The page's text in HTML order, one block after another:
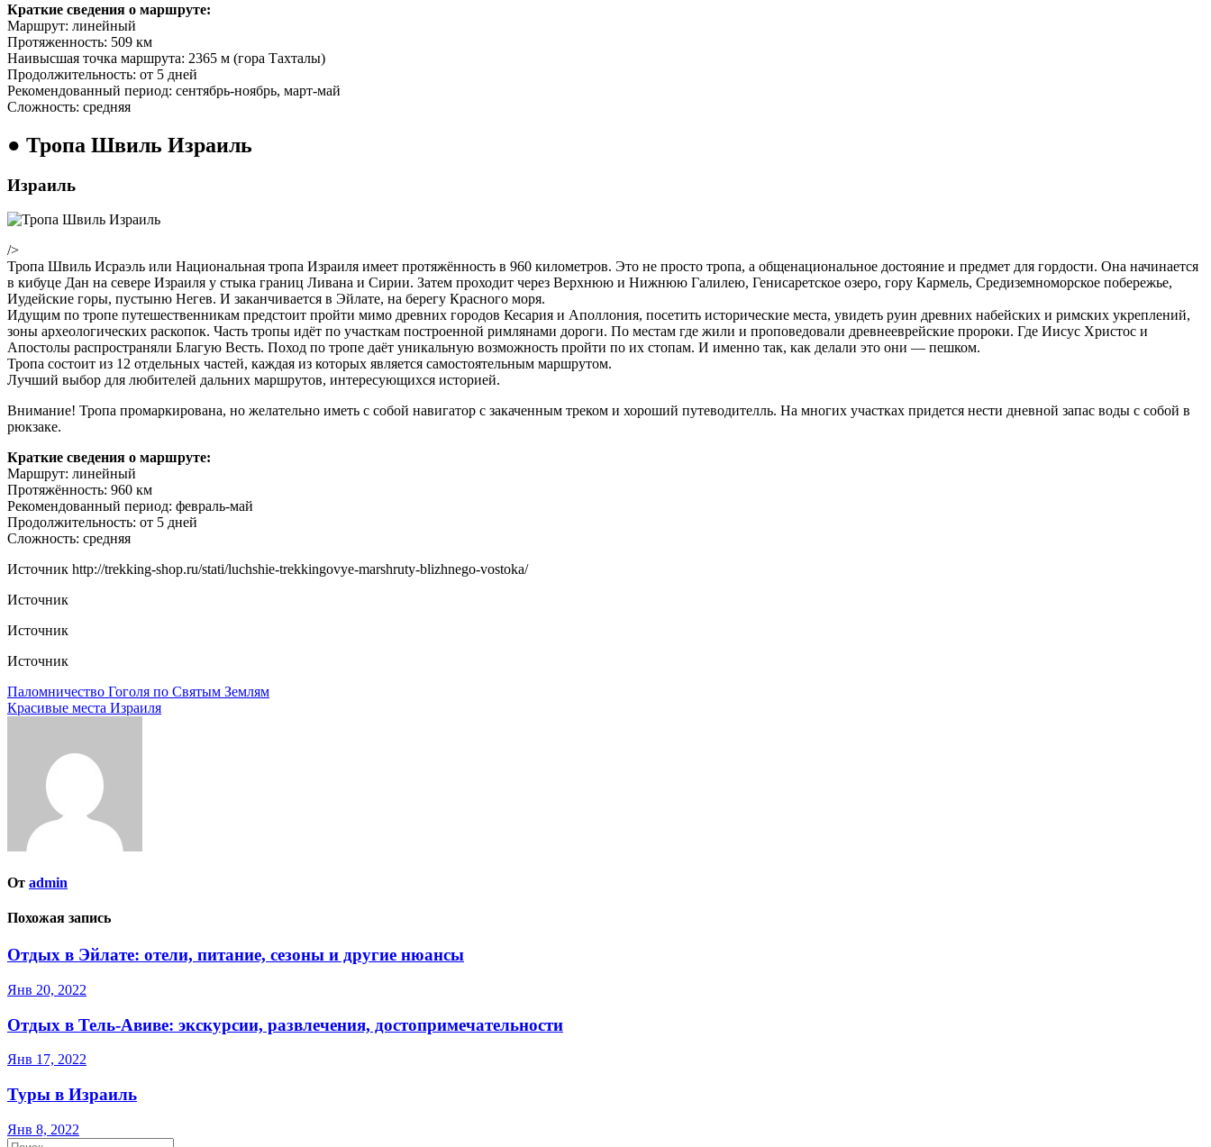
Краткие сведения о маршруте:
Маршрут: линейный
Протяженность: 509 км
Наивысшая точка маршрута: 2365 м (гора Тахталы)
Продолжительность: от 5 дней
Рекомендованный период: сентябрь-ноябрь, март-май
Сложность: средняя
● Тропа Швиль Израиль
Израиль
/>
Тропа Швиль Исраэль или Национальная тропа Израиля имеет протяжённость в 960 километров. Это не просто тропа, а общенациональное достояние и предмет для гордости. Она начинается
в кибуце Дан на севере Израиля у стыка границ Ливана и Сирии. Затем проходит через Верхнюю и Нижнюю Галилею, Генисаретское озеро, гору Кармель, Средиземноморское побережье,
Иудейские горы, пустыню Негев. И заканчивается в Эйлате, на берегу Красного моря.
Идущим по тропе путешественникам предстоит пройти мимо древних городов Кесария и Аполлония, посетить исторические места, увидеть руин древних набейских и римских укреплений,
зоны археологических раскопок. Часть тропы идёт по участкам построенной римлянами дороги. По местам где жили и проповедовали древнееврейские пророки. Где Иисус Христос и
Апостолы распространяли Благую Весть. Поход по тропе даёт уникальную возможность пройти по их стопам. И именно так, как делали это они — пешком.
Тропа состоит из 12 отдельных частей, каждая из которых является самостоятельным маршрутом.
Лучший выбор для любителей дальних маршрутов, интересующихся историей.
Внимание! Тропа промаркирована, но желательно иметь с собой навигатор с закаченным треком и хороший путеводителль. На многих участках придется нести дневной запас воды с собой в
рюкзаке.
Краткие сведения о маршруте:
Маршрут: линейный
Протяжённость: 960 км
Рекомендованный период: февраль-май
Продолжительность: от 5 дней
Сложность: средняя
Источник http://trekking-shop.ru/stati/luchshie-trekkingovye-marshruty-blizhnego-vostoka/
Источник
Источник
Источник
Навигация
по
Паломничество Гоголя по Святым Землям
Красивые места Израиля
От admin
Похожая запись
Отдых в Эйлате: отели, питание, сезоны и другие нюансы
Янв 20, 2022
Отдых в Тель-Авиве: экскурсии, развлечения, достопримечательности
Янв 17, 2022
Туры в Израиль
Янв 8, 2022